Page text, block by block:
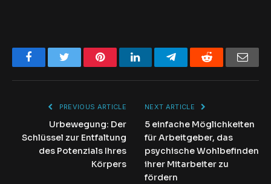
FacebookTwitter PinterestLinkedInTelegramReddit
PREVIOUS ARTICLE
Urbewegung: Der
Schlüssel zur Entfaltung
des Potenzials Ihres
Körpers
NEXT ARTICLE
5 einfache Möglichkeiten
für Arbeitgeber, das
psychische Wohlbefinden
ihrer Mitarbeiter zu
fördern